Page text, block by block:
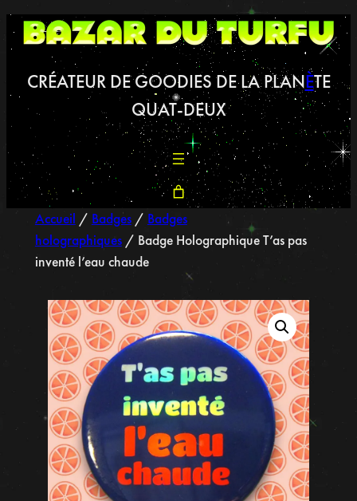
CRÉATEUR DE GOODIES DE LA PLANÈTE
QUAT-DEUX
Accueil / Badges/ Badges
holographiques/ Badge Holographique T’as pas
inventé l’eau chaude